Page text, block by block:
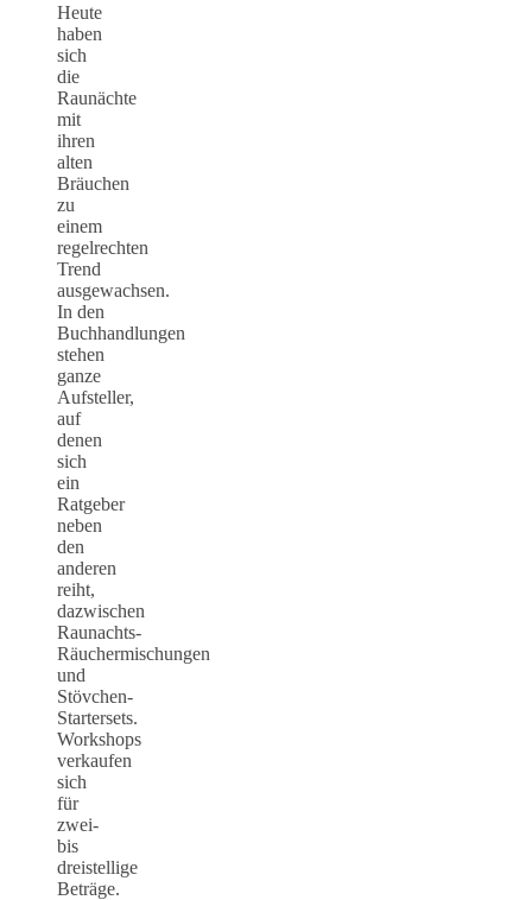
Heute
haben
sich
die
Raunächte
mit
ihren
alten
Bräuchen
zu
einem
regelrechten
Trend
ausgewachsen.
In den
Buchhandlungen
stehen
ganze
Aufsteller,
auf
denen
sich
ein
Ratgeber
neben
den
anderen
reiht,
dazwischen
Raunachts-
Räuchermischungen
und
Stövchen-
Startersets.
Workshops
verkaufen
sich
für
zwei-
bis
dreistellige
Beträge.